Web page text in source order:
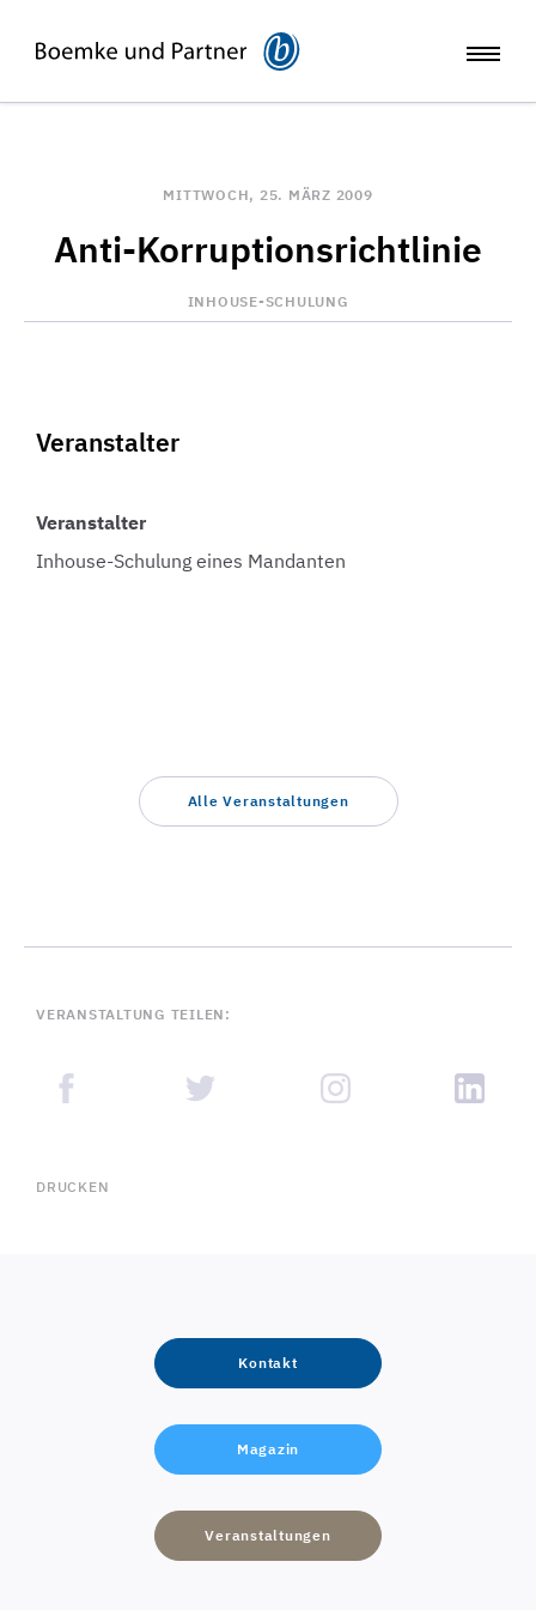
MITTWOCH, 25. MÄRZ 2009
Anti-Korruptionsrichtlinie
INHOUSE-SCHULUNG
Veranstalter
Veranstalter
Inhouse-Schulung eines Mandanten
Alle Veranstaltungen
VERANSTALTUNG TEILEN:
DRUCKEN
Kontakt
Magazin
Veranstaltungen